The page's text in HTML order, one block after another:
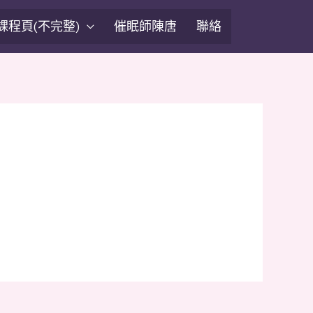
程頁(不完整) 催眠師陳唐 聯絡